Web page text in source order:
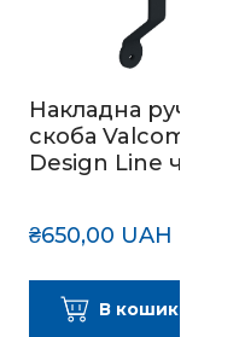
Накладна ручка-
скоба Valcomp
Design Line чорна
₴650,00 UAH
В кошик